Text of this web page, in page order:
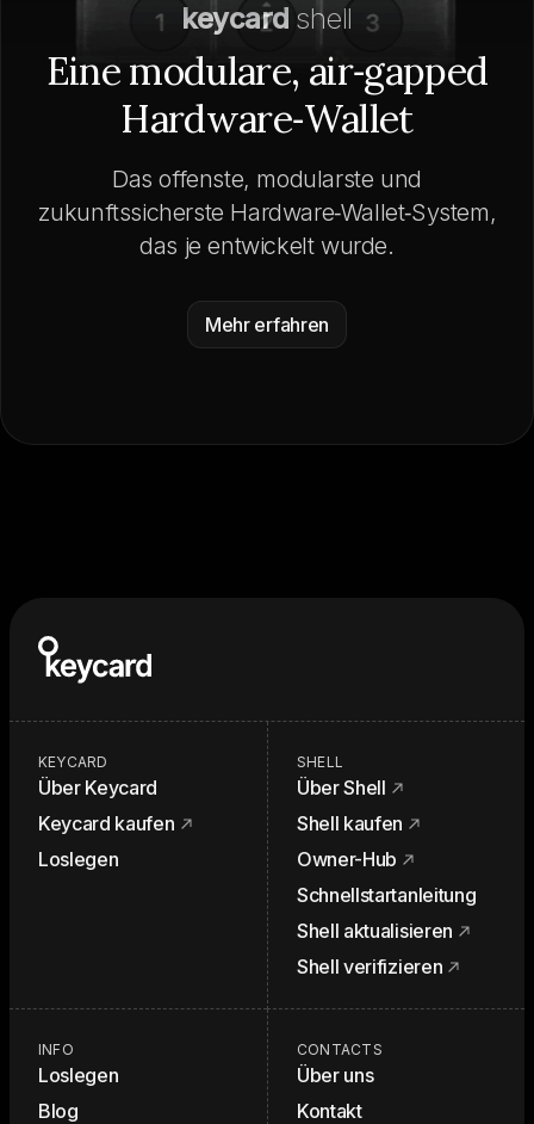
keycard shell
Eine modulare, air‑gapped
Hardware‑Wallet
Das offenste, modularste und
zukunftssicherste Hardware‑Wallet‑System,
das je entwickelt wurde.
Mehr erfahren
KEYCARD
Über Keycard
Keycard kaufen
Loslegen
SHELL
Über Shell
Shell kaufen
Owner-Hub
Schnellstartanleitung
Shell aktualisieren
Shell verifizieren
INFO
Loslegen
Blog
CONTACTS
Über uns
Kontakt